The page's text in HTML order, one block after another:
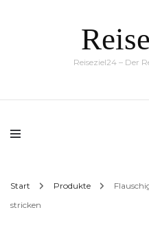
Reiseziel24 – Der
Start Produkte
stricken